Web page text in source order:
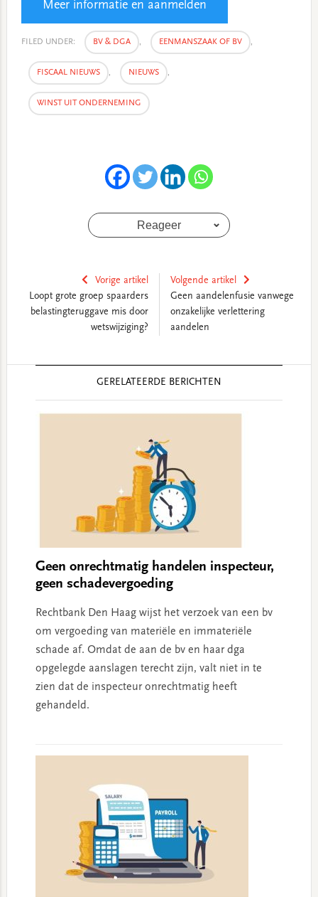
Meer informatie en aanmelden
FILED UNDER: BV & DGA , EENMANSZAAK OF BV ,
FISCAAL NIEUWS , NIEUWS ,
WINST UIT ONDERNEMING
Reageer
Vorige artikel
Loopt grote groep spaarders
belastingteruggave mis door
wetswijziging?
Volgende artikel
Geen aandelenfusie vanwege
onzakelijke verlettering
aandelen
GERELATEERDE BERICHTEN
Geen onrechtmatig handelen inspecteur,
geen schadevergoeding
Rechtbank Den Haag wijst het verzoek van een bv
om vergoeding van materiële en immateriële
schade af. Omdat de aan de bv en haar dga
opgelegde aanslagen terecht zijn, valt niet in te
zien dat de inspecteur onrechtmatig heeft
gehandeld.